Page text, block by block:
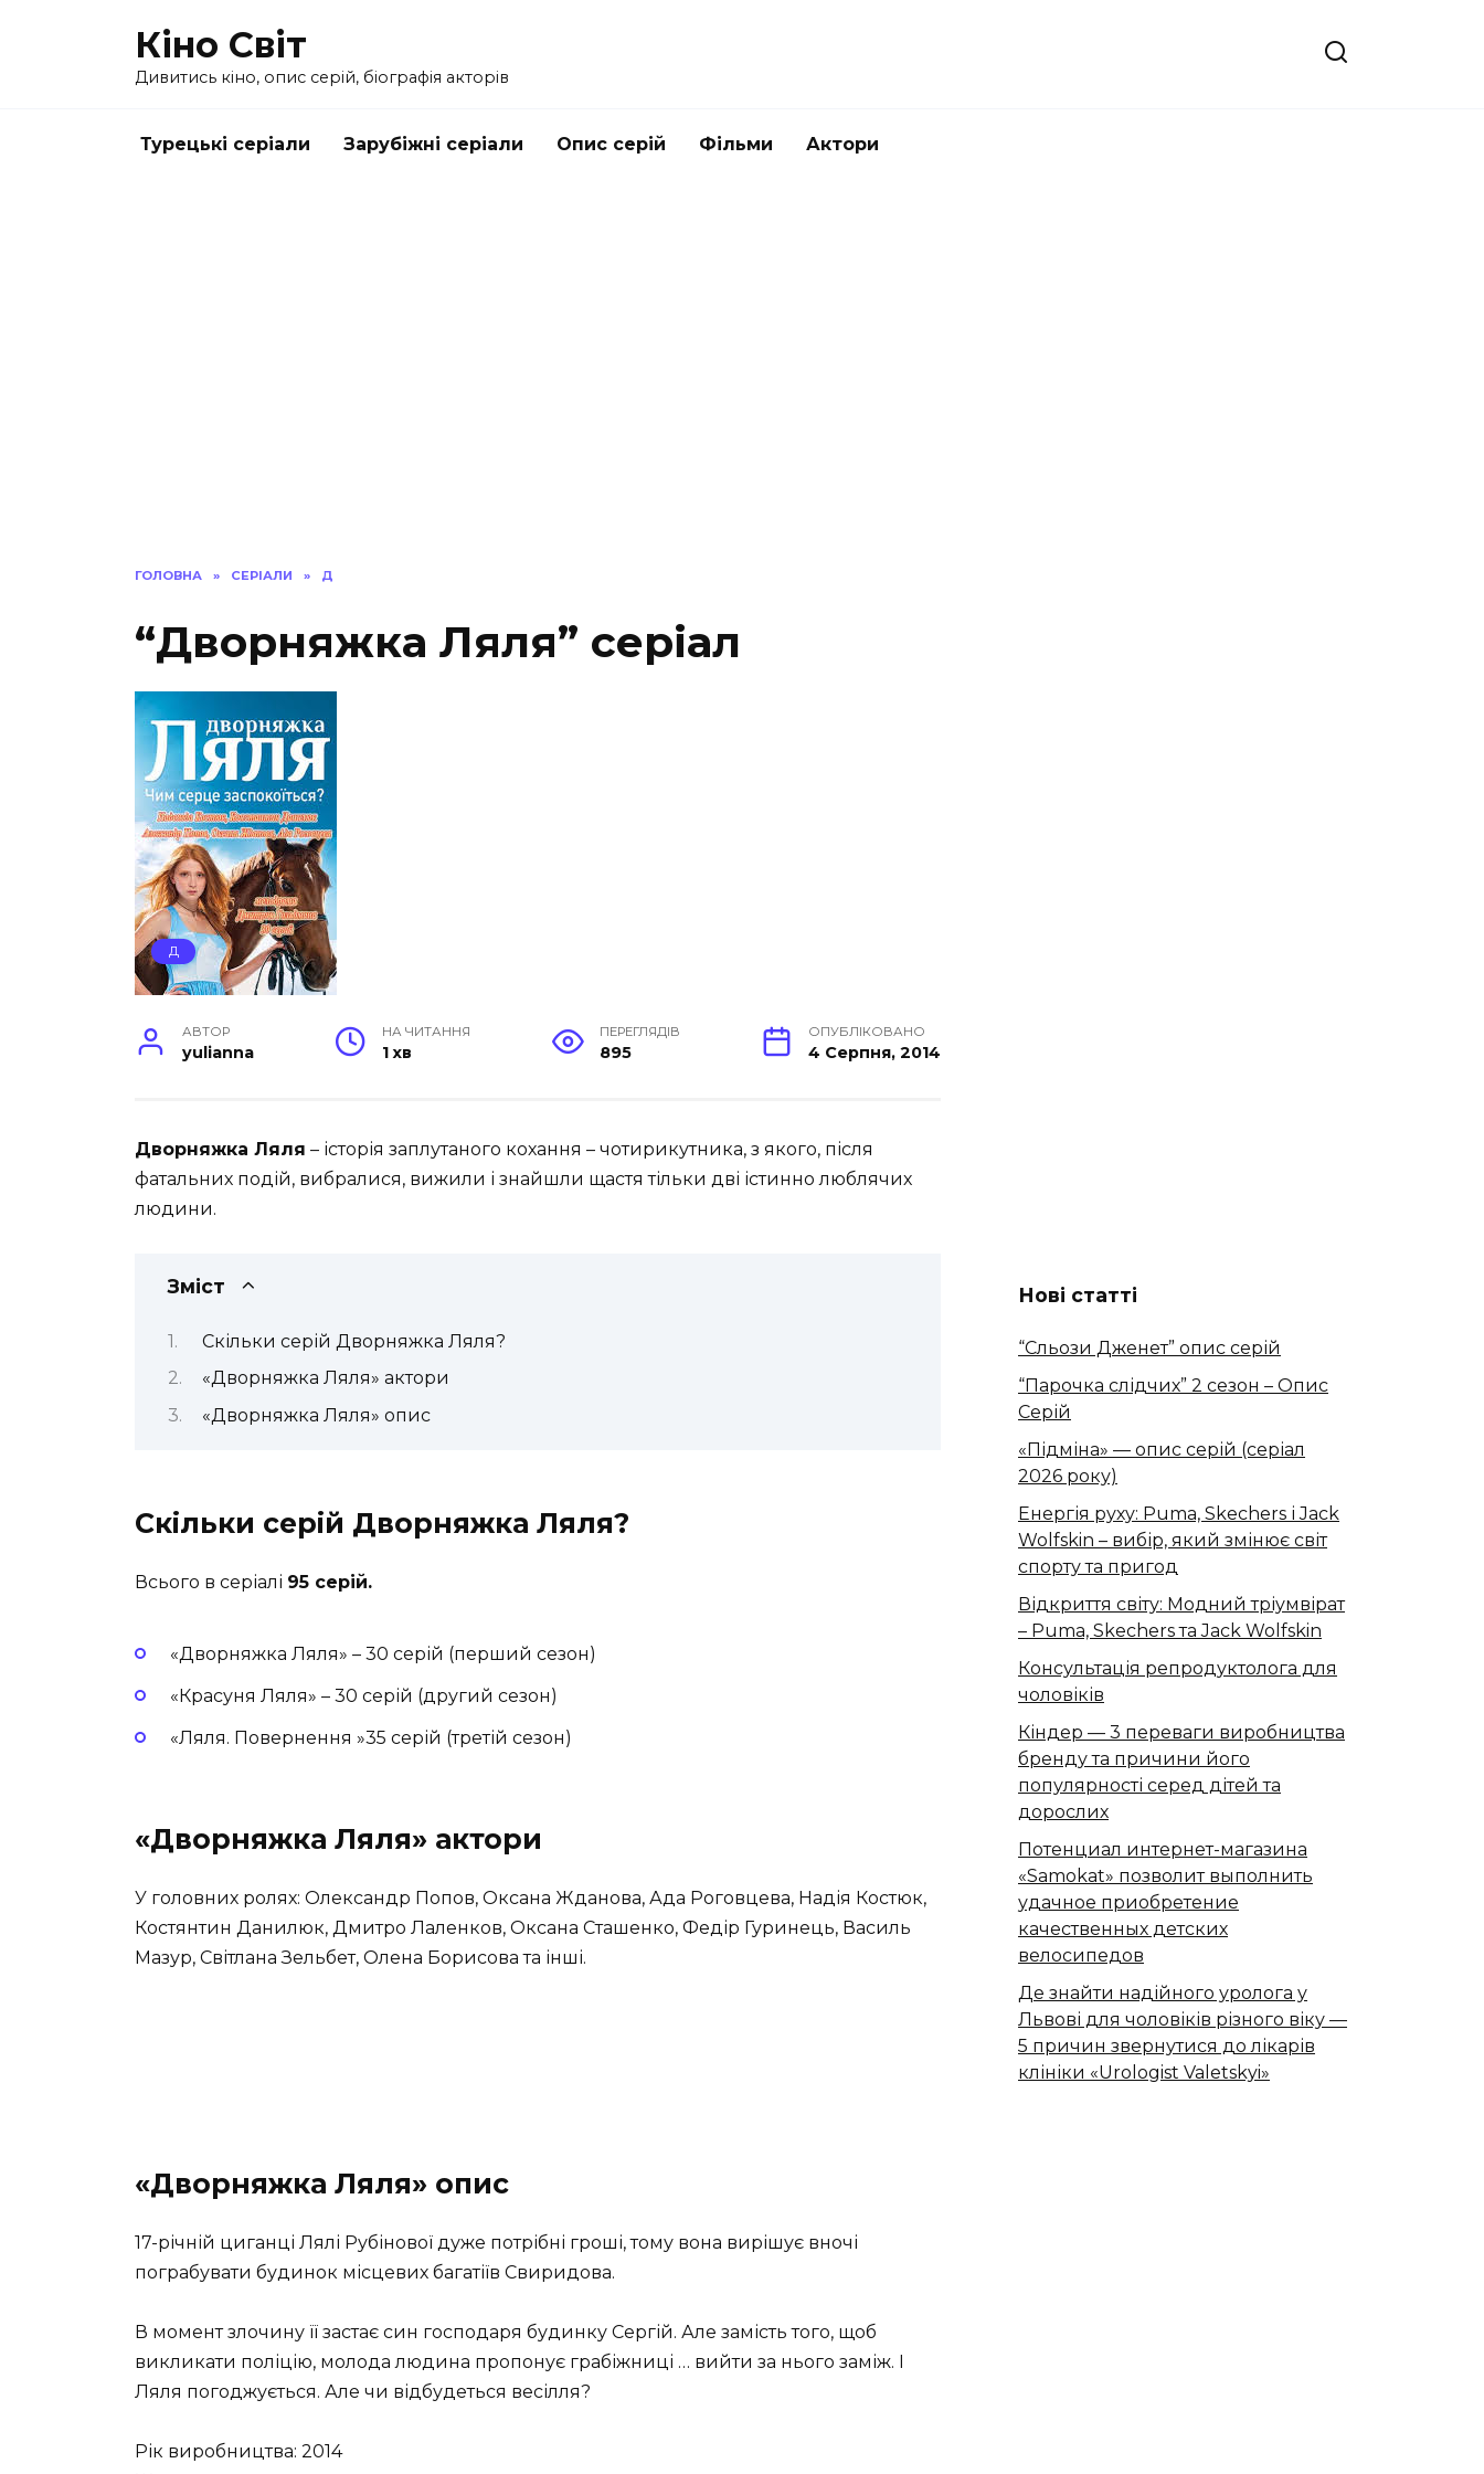
Кіно Світ
Дивитись кіно, опис серій, біографія акторів
Турецькі серіали Зарубіжні серіали Опис серій Фільми Актори
ГОЛОВНА » СЕРІАЛИ » Д
“Дворняжка Ляля” серіал
Д
АВТОР
yulianna
НА ЧИТАННЯ
1 хв
ПЕРЕГЛЯДІВ
895
ОПУБЛІКОВАНО
4 Серпня, 2014
Дворняжка Ляля – історія заплутаного кохання – чотирикутника, з якого, після
фатальних подій, вибралися, вижили і знайшли щастя тільки дві істинно люблячих
людини.
Зміст
Скільки серій Дворняжка Ляля?
«Дворняжка Ляля» актори
«Дворняжка Ляля» опис
Скільки серій Дворняжка Ляля?
Всього в серіалі 95 серій.
«Дворняжка Ляля» – 30 серій (перший сезон)
«Красуня Ляля» – 30 серій (другий сезон)
«Ляля. Повернення »35 серій (третій сезон)
«Дворняжка Ляля» актори
У головних ролях: Олександр Попов, Оксана Жданова, Ада Роговцева, Надія Костюк,
Костянтин Данилюк, Дмитро Лаленков, Оксана Сташенко, Федір Гуринець, Василь
Мазур, Світлана Зельбет, Олена Борисова та інші.
«Дворняжка Ляля» опис
17-річній циганці Лялі Рубінової дуже потрібні гроші, тому вона вирішує вночі
пограбувати будинок місцевих багатіїв Свиридова.
В момент злочину її застає син господаря будинку Сергій. Але замість того, щоб
викликати поліцію, молода людина пропонує грабіжниці … вийти за нього заміж. І
Ляля погоджується. Але чи відбудеться весілля?
Рік виробництва: 2014
Нові статті
“Сльози Дженет” опис серій
“Парочка слідчих” 2 сезон – Опис
Серій
«Підміна» — опис серій (серіал
2026 року)
Енергія руху: Puma, Skechers і Jack
Wolfskin – вибір, який змінює світ
спорту та пригод
Відкриття світу: Модний тріумвірат
– Puma, Skechers та Jack Wolfskin
Консультація репродуктолога для
чоловіків
Кіндер — 3 переваги виробництва
бренду та причини його
популярності серед дітей та
дорослих
Потенциал интернет-магазина
«Samokat» позволит выполнить
удачное приобретение
качественных детских
велосипедов
Де знайти надійного уролога у
Львові для чоловіків різного віку —
5 причин звернутися до лікарів
клініки «Urologist Valetskyi»